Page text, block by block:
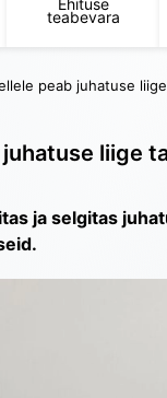
Ehituse
teabevara
peab juhatuse
liige
ja selgitas